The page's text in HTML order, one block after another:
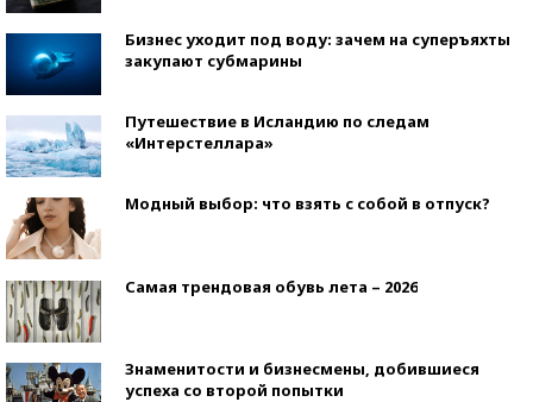
Бизнес уходит под воду: зачем на суперъяхты
закупают субмарины
Путешествие в Исландию по следам
«Интерстеллара»
Модный выбор: что взять с собой в отпуск?
Самая трендовая обувь лета – 2026
Знаменитости и бизнесмены, добившиеся
успеха со второй попытки